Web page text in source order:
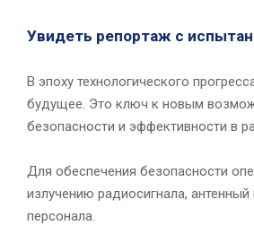
Увидеть репортаж с
В эпоху технологического
будущее. Это ключ к новым
безопасности и эффективности в
Для обеспечения безопасности
излучению радиосигнала,
персонала.